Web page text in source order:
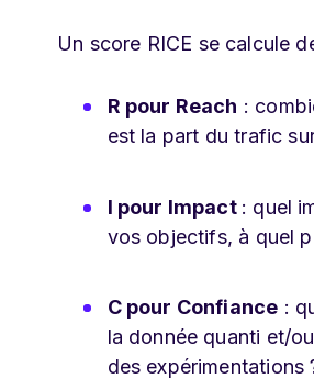
Un score RICE se calcule
R pour Reach :
est la part du trafic
I pour Impact : quel
vos objectifs, à quel
C pour Confiance :
la donnée quanti et/
des expérimentations